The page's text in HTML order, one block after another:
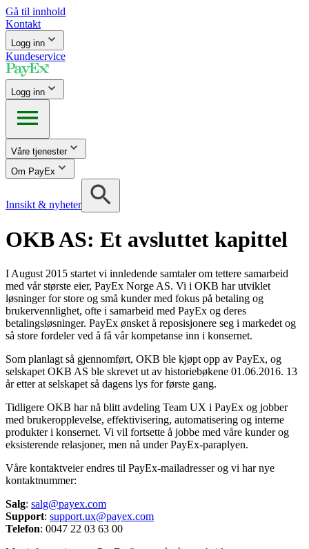
Gå til innhold
Kontakt
Logg inn
Kundeservice
Logg inn
Våre tjenester
Om PayEx
Innsikt & nyheter
OKB AS: Et avsluttet kapittel
I August 2015 startet vi innledende samtaler om tettere samarbeid
med vår største eier, PayEx Norge AS. Vi i OKB har utviklet
løsninger for store og små kunder med fokus på betaling og
brukervennlighet, ofte i samarbeid med PayEx og deres
betalingsløsninger. PayEx ønsket å reposisjonere seg i markedet og
så store fordeler ved å få vår kompetanse inn i konsernet.
Som planlagt så gjennomført, OKB ble kjøpt opp av PayEx, og
selskapet OKB AS ble skrevet ut av historiebøkene 01.06.2016. 13
år etter at selskapet så dagens lys for første gang.
Tidligere OKB har nå blitt avdeling Team UX i PayEx og jobber
med brukeropplevelse, effektivisering, automatisering og interne
produkter i konsernet. Vi vil fortsette å jobbe med våre kunder og
eksisterende relasjoner, men nå under PayEx-paraplyen.
Våre kontaktveier endres til PayEx-mailadresser og vi har nye
kontaktnummer:
Salg: salg@payex.com
Support: support.ux@payex.com
Telefon: 0047 22 03 63 00